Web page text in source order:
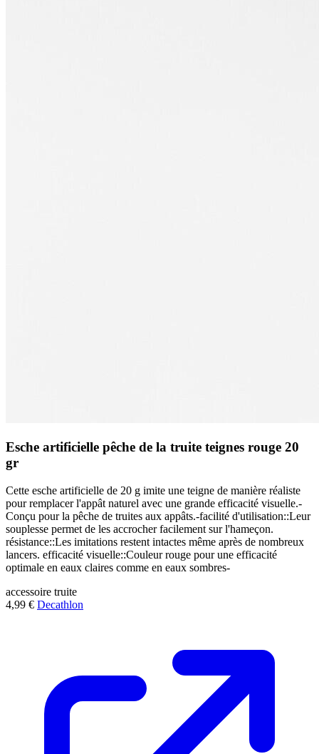
Esche artificielle pêche de la truite teignes rouge 20
gr
Cette esche artificielle de 20 g imite une teigne de manière réaliste
pour remplacer l'appât naturel avec une grande efficacité visuelle.-
Conçu pour la pêche de truites aux appâts.-facilité d'utilisation::Leur
souplesse permet de les accrocher facilement sur l'hameçon.
résistance::Les imitations restent intactes même après de nombreux
lancers. efficacité visuelle::Couleur rouge pour une efficacité
optimale en eaux claires comme en eaux sombres-
accessoire truite
4,99 € Decathlon